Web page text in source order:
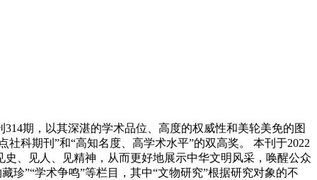
期，以其深湛的学术品位、高度的权威性和美轮美免的图
科期刊”和“高知名度、高学术水平”的双高奖。 本刊于2022
、见人、见精神，从而更好地展示中华文明风采，唤醒公众
珍”“学术争鸣”等栏目，其中“文物研究”根据研究对象的不